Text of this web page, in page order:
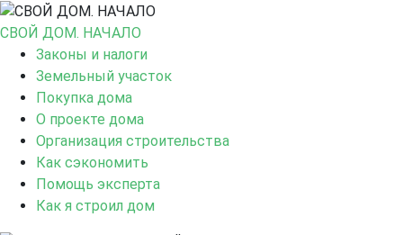
СВОЙ ДОМ. НАЧАЛО
Законы и налоги
Земельный участок
Покупка дома
О проекте дома
Организация строительства
Как сэкономить
Помощь эксперта
Как я строил дом